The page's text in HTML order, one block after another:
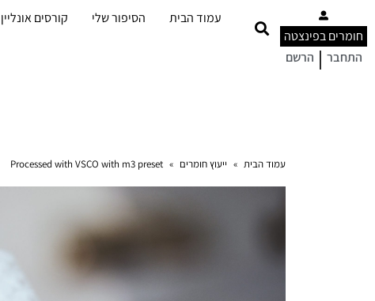
חומרים בפינצטה
התחבר | הרשם
עמוד הבית הסיפור שלי קורסים אונליין
עמוד הבית » ייעוץ חומרים »
Processed with VSCO with m3 preset